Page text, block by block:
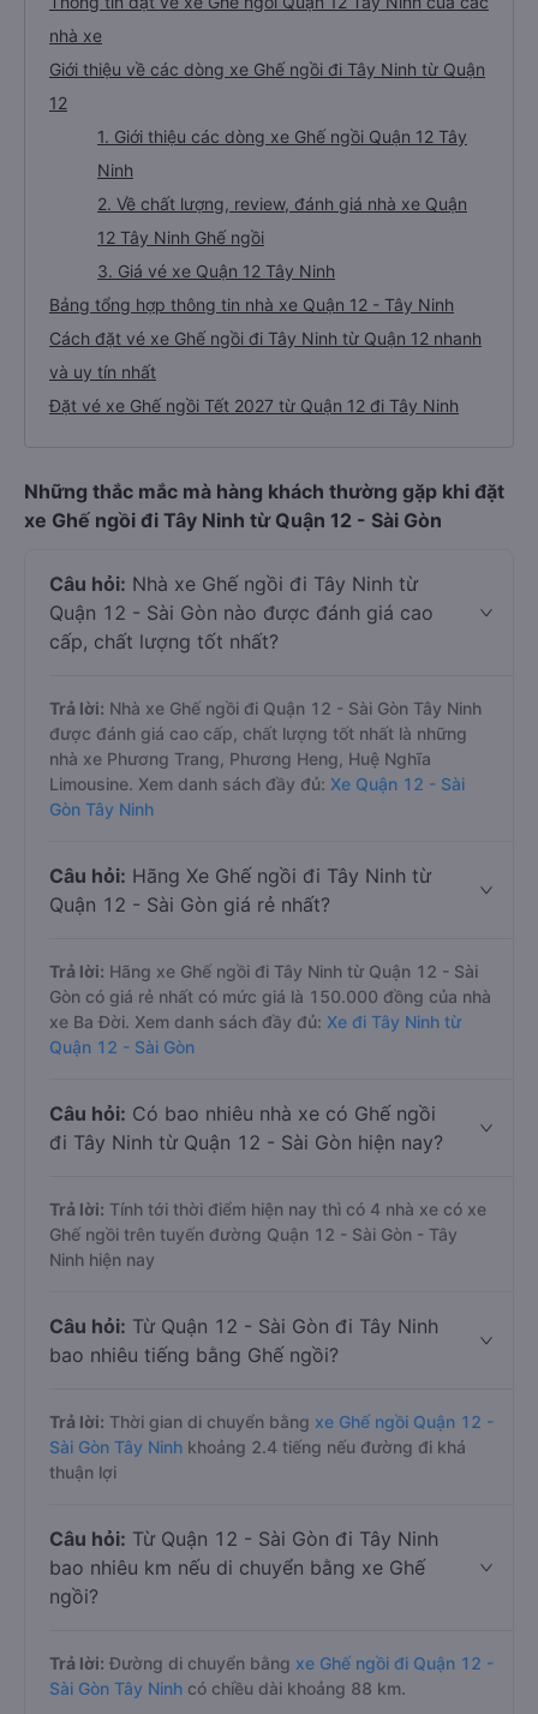
nhà xe
Giới thiệu về các dòng xe Ghế ngồi đi Tây Ninh từ Quận
12
1. Giới thiệu các dòng xe Ghế ngồi Quận 12 Tây
Ninh
2. Về chất lượng, review, đánh giá nhà xe Quận
12 Tây Ninh Ghế ngồi
3. Giá vé xe Quận 12 Tây Ninh
Bảng tổng hợp thông tin nhà xe Quận 12 - Tây Ninh
Cách đặt vé xe Ghế ngồi đi Tây Ninh từ Quận 12 nhanh
và uy tín nhất
Đặt vé xe Ghế ngồi Tết 2027 từ Quận 12 đi Tây Ninh
Những thắc mắc mà hàng khách thường gặp khi đặt
xe Ghế ngồi đi Tây Ninh từ Quận 12 - Sài Gòn
Câu hỏi: Nhà xe Ghế ngồi đi Tây Ninh từ
Quận 12 - Sài Gòn nào được đánh giá cao
cấp, chất lượng tốt nhất?
Trả lời: Nhà xe Ghế ngồi đi Quận 12 - Sài Gòn Tây Ninh
được đánh giá cao cấp, chất lượng tốt nhất là những
nhà xe Phương Trang, Phương Heng, Huệ Nghĩa
Limousine. Xem danh sách đầy đủ: Xe Quận 12 - Sài
Gòn Tây Ninh
Câu hỏi: Hãng Xe Ghế ngồi đi Tây Ninh từ
Quận 12 - Sài Gòn giá rẻ nhất?
Trả lời: Hãng xe Ghế ngồi đi Tây Ninh từ Quận 12 - Sài
Gòn có giá rẻ nhất có mức giá là 150.000 đồng của nhà
xe Ba Đời. Xem danh sách đầy đủ: Xe đi Tây Ninh từ
Quận 12 - Sài Gòn
Câu hỏi: Có bao nhiêu nhà xe có Ghế ngồi
đi Tây Ninh từ Quận 12 - Sài Gòn hiện nay?
Trả lời: Tính tới thời điểm hiện nay thì có 4 nhà xe có xe
Ghế ngồi trên tuyến đường Quận 12 - Sài Gòn - Tây
Ninh hiện nay
Câu hỏi: Từ Quận 12 - Sài Gòn đi Tây Ninh
bao nhiêu tiếng bằng Ghế ngồi?
Trả lời: Thời gian di chuyển bằng xe Ghế ngồi Quận 12 -
Sài Gòn Tây Ninh khoảng 2.4 tiếng nếu đường đi khá
thuận lợi
Câu hỏi: Từ Quận 12 - Sài Gòn đi Tây Ninh
bao nhiêu km nếu di chuyển bằng xe Ghế
ngồi?
Trả lời: Đường di chuyển bằng xe Ghế ngồi đi Quận 12 -
Sài Gòn Tây Ninh có chiều dài khoảng 88 km.